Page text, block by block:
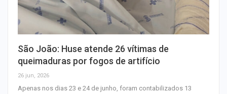
São João: Huse atende 26 vítimas de
queimaduras por fogos de artifício
26 jun, 2026
Apenas nos dias 23 e 24 de junho, foram contabilizados 13